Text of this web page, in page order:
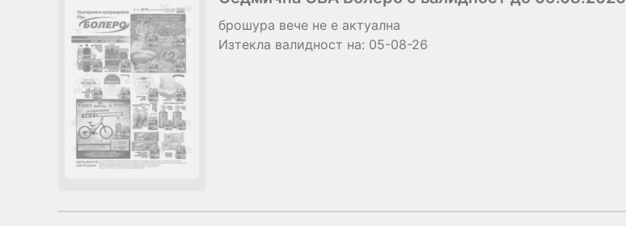
брошура вече не е актуална
Изтекла валидност на: 05-08-26